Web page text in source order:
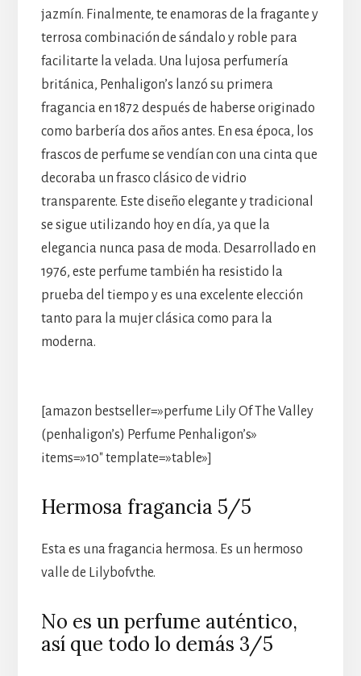
jazmín. Finalmente, te enamoras de la fragante y
terrosa combinación de sándalo y roble para
facilitarte la velada. Una lujosa perfumería
británica, Penhaligon’s lanzó su primera
fragancia en 1872 después de haberse originado
como barbería dos años antes. En esa época, los
frascos de perfume se vendían con una cinta que
decoraba un frasco clásico de vidrio
transparente. Este diseño elegante y tradicional
se sigue utilizando hoy en día, ya que la
elegancia nunca pasa de moda. Desarrollado en
1976, este perfume también ha resistido la
prueba del tiempo y es una excelente elección
tanto para la mujer clásica como para la
moderna.
[amazon bestseller=»perfume Lily Of The Valley
(penhaligon’s) Perfume Penhaligon’s»
items=»10″ template=»table»]
Hermosa fragancia 5/5
Esta es una fragancia hermosa. Es un hermoso
valle de Lilybofvthe.
No es un perfume auténtico,
así que todo lo demás 3/5